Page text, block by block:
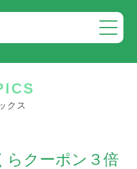
クス
らクーポン３倍